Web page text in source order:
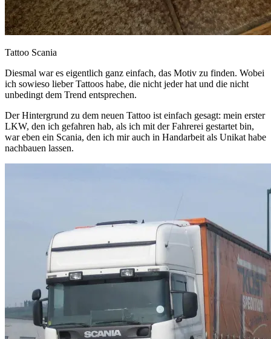
Tattoo Scania
Diesmal war es eigentlich ganz einfach, das Motiv zu finden. Wobei
ich sowieso lieber Tattoos habe, die nicht jeder hat und die nicht
unbedingt dem Trend entsprechen.
Der Hintergrund zu dem neuen Tattoo ist einfach gesagt: mein erster
LKW, den ich gefahren hab, als ich mit der Fahrerei gestartet bin,
war eben ein Scania, den ich mir auch in Handarbeit als Unikat habe
nachbauen lassen.